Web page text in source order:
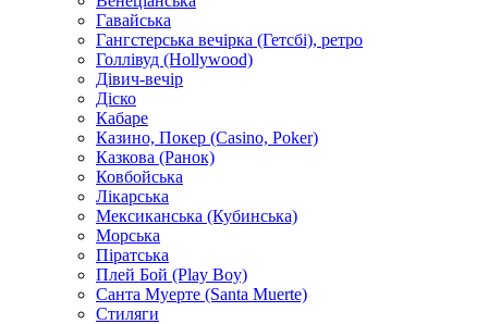
Гавайська
Гангстерська вечірка (Гетсбі), ретро
Голлівуд (Hollywood)
Дівич-вечір
Діско
Кабаре
Казино, Покер (Casino, Poker)
Казкова (Ранок)
Ковбойська
Лікарська
Мексиканська (Кубинська)
Морська
Піратська
Плей Бой (Play Boy)
Санта Муерте (Santa Muerte)
Стиляги